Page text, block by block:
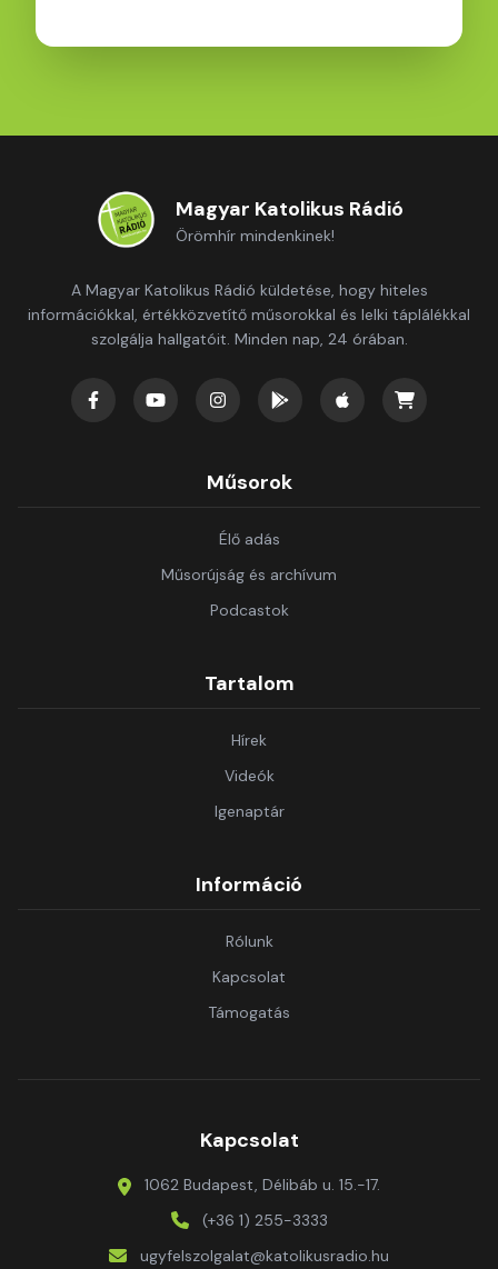
Magyar Katolikus Rádió
Örömhír mindenkinek!
A Magyar Katolikus Rádió küldetése, hogy hiteles
információkkal, értékközvetítő műsorokkal és lelki táplálékkal
szolgálja hallgatóit. Minden nap, 24 órában.
Műsorok
Élő adás
Műsorújság és archívum
Podcastok
Tartalom
Hírek
Videók
Igenaptár
Információ
Rólunk
Kapcsolat
Támogatás
Kapcsolat
1062 Budapest, Délibáb u. 15.-17.
(+36 1) 255-3333
ugyfelszolgalat@katolikusradio.hu